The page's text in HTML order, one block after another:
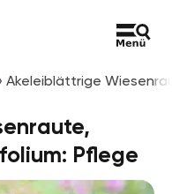
Akeleiblättrige
Pflege